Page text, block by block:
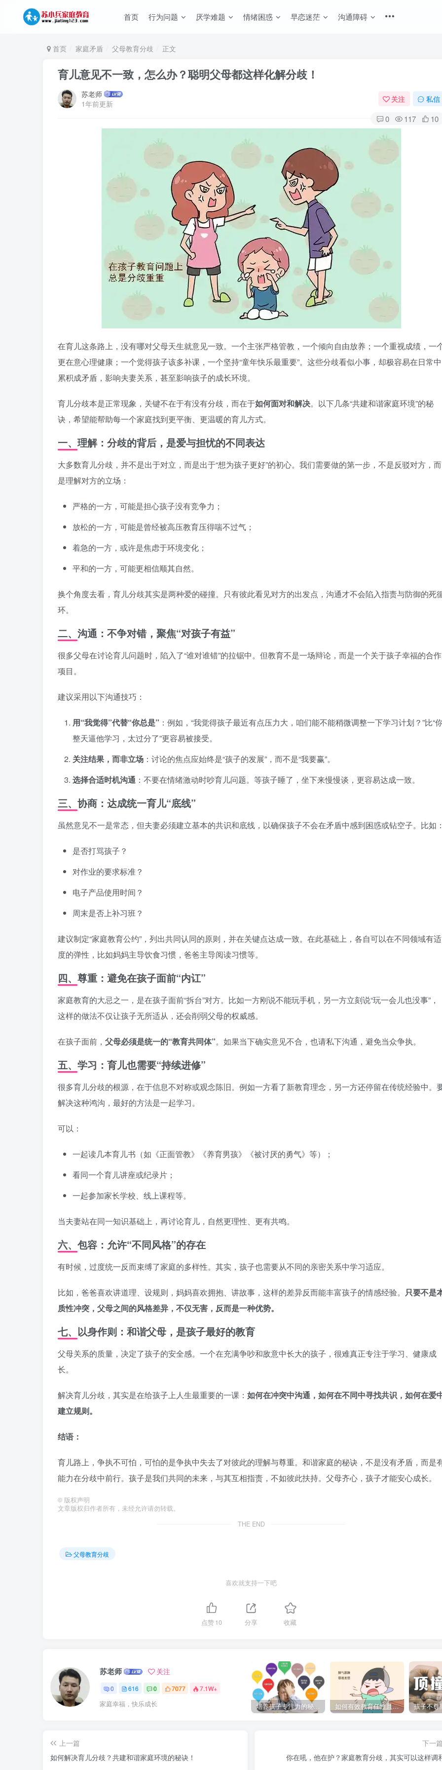
首页 行为问题 厌学难题 情绪困惑 早恋迷茫 沟通障碍
首页 家庭矛盾 父母教育分歧 正文
育儿意见不一致，怎么办？聪明父母都这样化解分歧！
苏老师
1年前更新
关注 私信
0 117 10
在育儿这条路上，没有哪对父母天生就意见一致。一个主张严格管教，一个倾向自由放养；一个重视成绩，一
更在意心理健康；一个觉得孩子该多补课，一个坚持“童年快乐最重要”。这些分歧看似小事，却极容易在日常中
累积成矛盾，影响夫妻关系，甚至影响孩子的成长环境。
育儿分歧本是正常现象，关键不在于有没有分歧，而在于如何面对和解决。以下几条“共建和谐家庭环境”的秘
诀，希望能帮助每一个家庭找到更平衡、更温暖的育儿方式。
一、理解：分歧的背后，是爱与担忧的不同表达
大多数育儿分歧，并不是出于对立，而是出于“想为孩子更好”的初心。我们需要做的第一步，不是反驳对方，而
是理解对方的立场：
严格的一方，可能是担心孩子没有竞争力；
放松的一方，可能是曾经被高压教育压得喘不过气；
着急的一方，或许是焦虑于环境变化；
平和的一方，可能更相信顺其自然。
换个角度去看，育儿分歧其实是两种爱的碰撞。只有彼此看见对方的出发点，沟通才不会陷入指责与防御的死
环。
二、沟通：不争对错，聚焦“对孩子有益”
很多父母在讨论育儿问题时，陷入了“谁对谁错”的拉锯中。但教育不是一场辩论，而是一个关于孩子幸福的合作
项目。
建议采用以下沟通技巧：
用“我觉得”代替“你总是” ：例如，“我觉得孩子最近有点压力大，咱们能不能稍微调整一下学习计划？”比“
整天逼他学习，太过分了”更容易被接受。
关注结果，而非立场 ：讨论的焦点应始终是“孩子的发展”，而不是“我要赢”。
选择合适时机沟通 ：不要在情绪激动时吵育儿问题。等孩子睡了，坐下来慢慢谈，更容易达成一致。
三、协商：达成统一育儿“底线”
虽然意见不一是常态，但夫妻必须建立基本的共识和底线，以确保孩子不会在矛盾中感到困惑或钻空子。比如
是否打骂孩子？
对作业的要求标准？
电子产品使用时间？
周末是否上补习班？
建议制定“家庭教育公约”，列出共同认同的原则，并在关键点达成一致。在此基础上，各自可以在不同领域有适
度的弹性，比如妈妈主导饮食习惯，爸爸主导阅读习惯等。
四、尊重：避免在孩子面前“内讧”
家庭教育的大忌之一，是在孩子面前“拆台”对方。比如一方刚说不能玩手机，另一方立刻说“玩一会儿也没事”，
这样的做法不仅让孩子无所适从，还会削弱父母的权威感。
在孩子面前， 父母必须是统一的“教育共同体”。如果当下确实意见不合，也请私下沟通，避免当众争执。
五、学习：育儿也需要“持续进修”
很多育儿分歧的根源，在于信息不对称或观念陈旧。例如一方看了新教育理念，另一方还停留在传统经验中。
解决这种鸿沟，最好的方法是一起学习。
可以：
一起读几本育儿书（如《正面管教》《养育男孩》《被讨厌的勇气》等）；
看同一个育儿讲座或纪录片；
一起参加家长学校、线上课程等。
当夫妻站在同一知识基础上，再讨论育儿，自然更理性、更有共鸣。
六、包容：允许“不同风格”的存在
有时候，过度统一反而束缚了家庭的多样性。其实，孩子也需要从不同的亲密关系中学习适应。
比如，爸爸喜欢讲道理、设规则，妈妈喜欢拥抱、讲故事，这样的差异反而能丰富孩子的情感经验。 只要不是
质性冲突，父母之间的风格差异，不仅无害，反而是一种优势。
七、以身作则：和谐父母，是孩子最好的教育
父母关系的质量，决定了孩子的安全感。一个在充满争吵和敌意中长大的孩子，很难真正专注于学习、健康成
长。
解决育儿分歧，其实是在给孩子上人生最重要的一课： 如何在冲突中沟通，如何在不同中寻找共识，如何在爱
建立规则。
结语：
育儿路上，争执不可怕，可怕的是争执中失去了对彼此的理解与尊重。和谐家庭的秘诀，不是没有矛盾，而是
能力在分歧中前行。孩子是我们共同的未来，与其互相指责，不如彼此扶持。父母齐心，孩子才能安心成长。
© 版权声明
文章版权归作者所有，未经允许请勿转载。
THE END
父母教育分歧
喜欢就支持一下吧
点赞10 分享 收藏
苏老师 关注
0 616 0 7077 7.1W+
家庭幸福，快乐成长 如何有效教育任性且脾气暴躁的孩子，父母必看的实用指南
上一篇
如何解决育儿分歧？共建和谐家庭环境的秘诀！
下一
你在吼，他在护？家庭教育分歧，其实可以这样调